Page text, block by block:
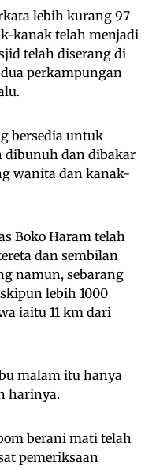
lebih kurang 97
kanak telah menjadi
telah diserang di
perkampungan
bersedia untuk
dibunuh dan dibakar
wanita dan kanak-
Boko Haram telah
dan sembilan
namun, sebarang
lebih 1000
iaitu 11 km dari
malam itu hanya
harinya.
berani mati telah
pemeriksaan